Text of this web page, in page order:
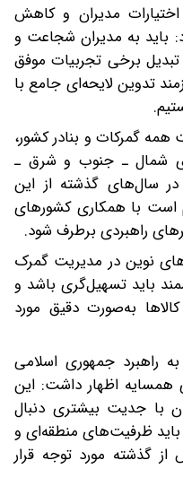
مدیران و کاهش
باید به مدیران شجاعت و
برخی تجربیات موفق
تدوین لایحه‌ای جامع با
همه گمرکات و بنادر کشور،
شمال ـ جنوب و شرق ـ
سال‌های گذشته از این
است با همکاری کشورهای
راهبردی برطرف شود.
نوین در مدیریت گمرک
باید تسهیل‌گری باشد و
به‌صورت دقیق مورد
راهبرد جمهوری اسلامی
همسایه اظهار داشت: این
با جدیت بیشتری دنبال
ظرفیت‌های منطقه‌ای و
گذشته مورد توجه قرار